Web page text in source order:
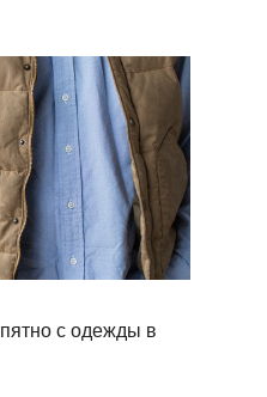
с одежды в